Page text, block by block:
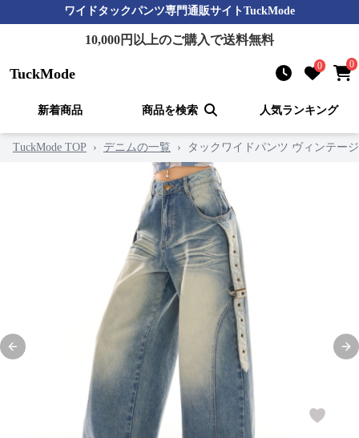
ワイドタックパンツ専門通販サイトTuckMode
10,000円以上のご購入で送料無料
TuckMode 0 0
新着商品 商品を検索 人気ランキング
TuckMode TOP › デニムの一覧 › タックワイドパンツ ヴィンテー
Previous slide